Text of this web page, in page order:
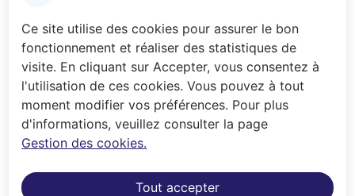
Ce site utilise des cookies pour assurer le bon
fonctionnement et réaliser des statistiques de
visite. En cliquant sur Accepter, vous consentez à
l'utilisation de ces cookies. Vous pouvez à tout
moment modifier vos préférences. Pour plus
d'informations, veuillez consulter la page
Gestion des cookies.
Tout accepter
musique
Accueil
Découvrez en images l'école de
musique d'Auray !